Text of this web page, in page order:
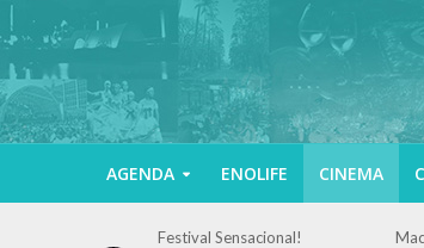
AGENDA ENOLIFE CINEMA
Festival Sensacional!